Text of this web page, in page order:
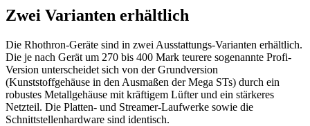
Zwei Varianten erhältlich
Die Rhothron-Geräte sind in zwei Ausstattungs-Varianten erhältlich.
Die je nach Gerät um 270 bis 400 Mark teurere sogenannte Profi-
Version unterscheidet sich von der Grundversion
(Kunststoffgehäuse in den Ausmaßen der Mega STs) durch ein
robustes Metallgehäuse mit kräftigem Lüfter und ein stärkeres
Netzteil. Die Platten- und Streamer-Laufwerke sowie die
Schnittstellenhardware sind identisch.